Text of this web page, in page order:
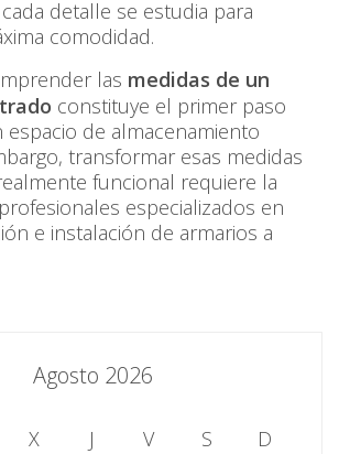
detalle se estudia para
comodidad.
las medidas de un
constituye el primer paso
espacio de almacenamiento
transformar esas medidas
funcional requiere la
especializados en
e instalación de armarios a
Agosto 2026
X J V S
D